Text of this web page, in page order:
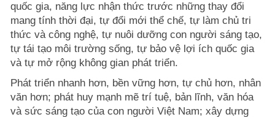
quốc gia, năng lực nhận thức trước những thay đổi
mang tính thời đại, tự đổi mới thể chế, tự làm chủ tri
thức và công nghệ, tự nuôi dưỡng con người sáng tạo,
tự tái tạo môi trường sống, tự bảo vệ lợi ích quốc gia
và tự mở rộng không gian phát triển.
Phát triển nhanh hơn, bền vững hơn, tự chủ hơn, nhân
văn hơn; phát huy mạnh mẽ trí tuệ, bản lĩnh, văn hóa
và sức sáng tạo của con người Việt Nam; xây dựng